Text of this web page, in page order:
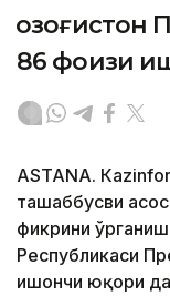
Қозоғистон
86 фоизи
ASTANА.
ташаббусви
фикрини ўрганиш
Республикаси
ишончи юқори